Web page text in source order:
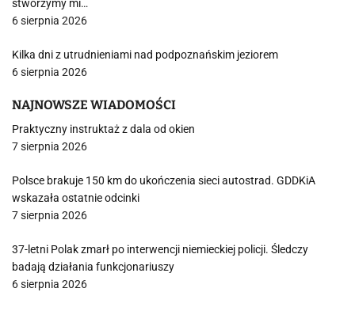
stworzymy mi…
6 sierpnia 2026
Kilka dni z utrudnieniami nad podpoznańskim jeziorem
6 sierpnia 2026
NAJNOWSZE WIADOMOŚCI
Praktyczny instruktaż z dala od okien
7 sierpnia 2026
Polsce brakuje 150 km do ukończenia sieci autostrad. GDDKiA
wskazała ostatnie odcinki
7 sierpnia 2026
37-letni Polak zmarł po interwencji niemieckiej policji. Śledczy
badają działania funkcjonariuszy
6 sierpnia 2026